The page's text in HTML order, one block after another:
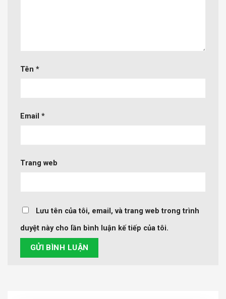
Tên *
Email *
Trang web
Lưu tên của tôi, email, và trang web trong trình
duyệt này cho lần bình luận kế tiếp của tôi.